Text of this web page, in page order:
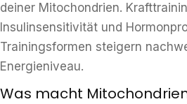
deiner Mitochondrien.
Insulinsensitivität und
Trainingsformen steigern
Energieniveau.
Was macht